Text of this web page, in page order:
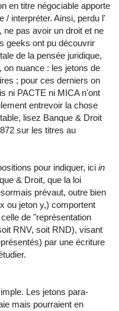
en titre négociable apporte
/ interpréter. Ainsi, perdu l'
ne pas avoir un droit et ne
geeks ont pu découvrir
de la pensée juridique,
on nuance : les jetons de
; pour ces derniers on
ni PACTE ni MICA n'ont
entrevoir la chose
lisez Banque & Droit
sur les titres au
pour indiquer, ici in
& Droit, que la loi
prévaut, outre bien
ou jeton y,) comportent
de "représentation
RNV, soit RND), visant
par une écriture
Les jetons para-
mais pourraient en